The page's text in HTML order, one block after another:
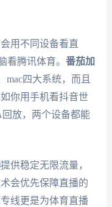
用不同设备看直
看腾讯体育。 番茄加
mac四大系统，而且
你用手机看抖音世
放，两个设备都能
提供稳定无限流量，
会优先保障直播的
线更是为体育直播